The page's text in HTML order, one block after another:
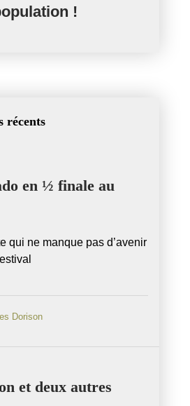
!
récents
en ½ finale au
qui ne manque pas d’avenir
Dorison
et deux autres